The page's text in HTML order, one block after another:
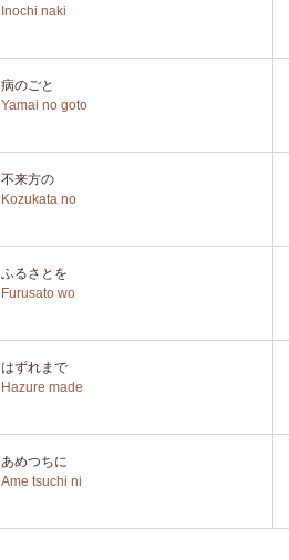
Inochi naki
病のごと
Yamai no goto
不来方の
Kozukata no
ふるさとを
Furusato wo
はずれまで
Hazure made
あめつちに
Ame tsuchi ni